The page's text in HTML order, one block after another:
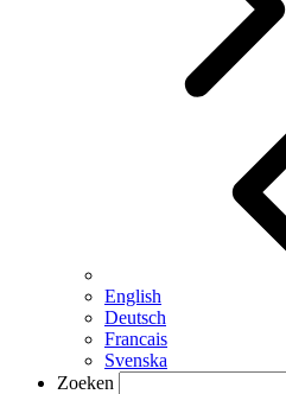
English
Deutsch
Francais
Svenska
Zoeken